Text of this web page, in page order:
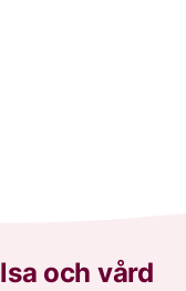
och vård